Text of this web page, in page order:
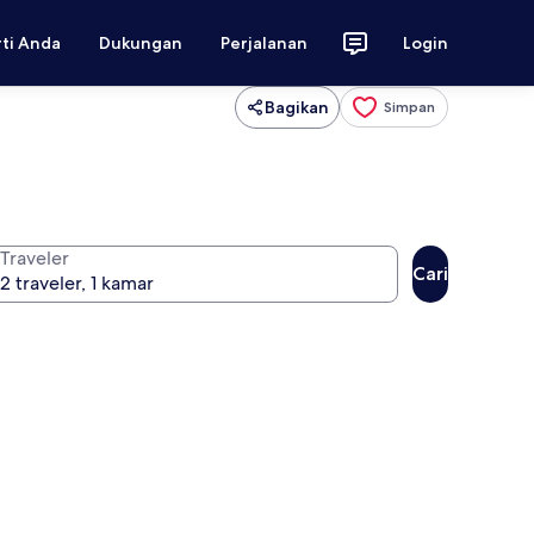
Anda Dukungan Perjalanan Login
Bagikan Simpan
Traveler
Cari